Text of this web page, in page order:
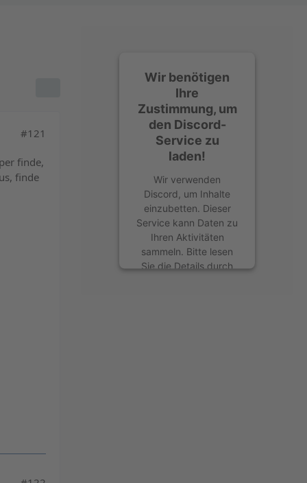
#121
finde,
finde
Wir benötigen
Ihre
Zustimmung, um
den Discord-
Service zu
laden!
Wir verwenden
Discord, um Inhalte
einzubetten. Dieser
Service kann Daten zu
Ihren Aktivitäten
sammeln. Bitte lesen
Sie die Details durch